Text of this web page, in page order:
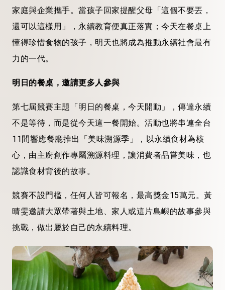
家庭與企業攜手。當孩子回家提醒父母「這個不要丟，
還可以這樣用」，永續教育便真正落實；今天在餐桌上
懂得珍惜食物的孩子，明天也將成為推動永續社會最有
力的一代。
明日的餐桌，邀請更多人參與
第七屆競賽主題「明日的餐桌，今天開動」，傳達永續
不是等待，而是從今天這一餐開始。活動也將串連全台
11間響應餐廳推出「美味溯源季」，以永續食材為核
心，由主廚創作專屬溯源料理，讓消費者品嘗美味，也
認識食材背後的故事。
競賽不設門檻，任何人皆可報名，最高獎金15萬元。黃
晴雯邀請大眾帶著與土地、家人或這片島嶼的故事參與
挑戰，做出屬於自己的永續料理。